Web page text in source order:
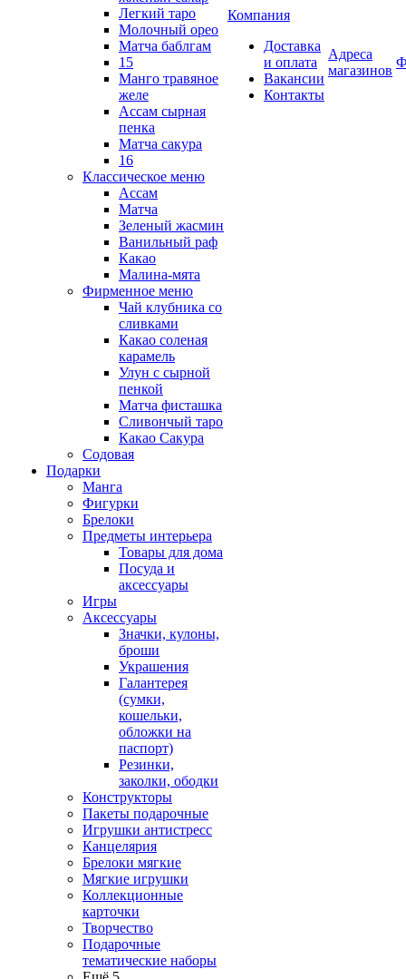
Легкий таро
Молочный орео
Матча баблгам
15
Манго травяное
желе
Ассам сырная
пенка
Матча сакура
16
Классическое меню
Ассам
Матча
Зеленый жасмин
Ванильный раф
Какао
Малина-мята
Фирменное меню
Чай клубника со
сливками
Какао соленая
карамель
Улун с сырной
пенкой
Матча фисташка
Сливончый таро
Какао Сакура
Содовая
Подарки
Манга
Фигурки
Брелоки
Предметы интерьера
Товары для дома
Посуда и
аксессуары
Игры
Аксессуары
Значки, кулоны,
броши
Украшения
Галантерея
(сумки,
кошельки,
обложки на
паспорт)
Резинки,
заколки, ободки
Конструкторы
Пакеты подарочные
Игрушки антистресс
Канцелярия
Брелоки мягкие
Мягкие игрушки
Коллекционные
карточки
Творчество
Подарочные
тематические наборы
Компания
Доставка
и оплата
Вакансии
Контакты
Адреса
магазинов